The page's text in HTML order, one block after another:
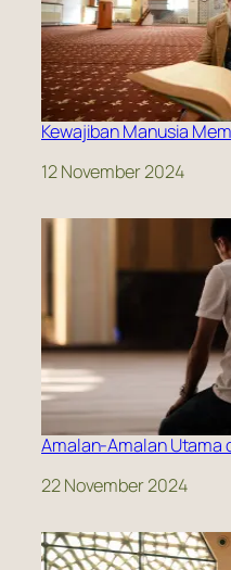
Kewajiban Manusia
Date
12 November 2024
Amalan-Amalan Utama
Date
22 November 2024